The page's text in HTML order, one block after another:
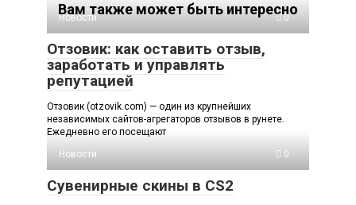
Вам также может быть интересно
Новости 0
Отзовик: как оставить отзыв,
заработать и управлять
репутацией
Отзовик (otzovik.com) — один из крупнейших
независимых сайтов-агрегаторов отзывов в рунете.
Ежедневно его посещают
Новости
0
Сувенирные скины в CS2